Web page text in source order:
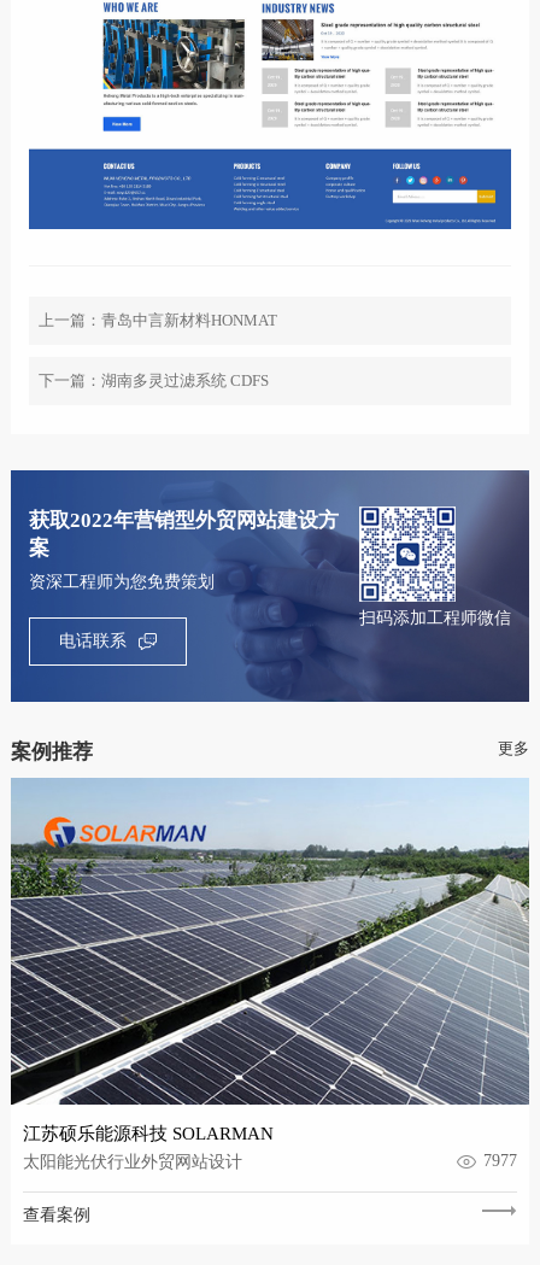
上一篇： 青岛中言新材料HONMAT
下一篇： 湖南多灵过滤系统 CDFS
获取2022年营销型外贸网站建设方
案
资深工程师为您免费策划
电话联系
扫码添加工程师微信
案例推荐 更多
江苏硕乐能源科技 SOLARMAN
太阳能光伏行业外贸网站设计 7977
查看案例